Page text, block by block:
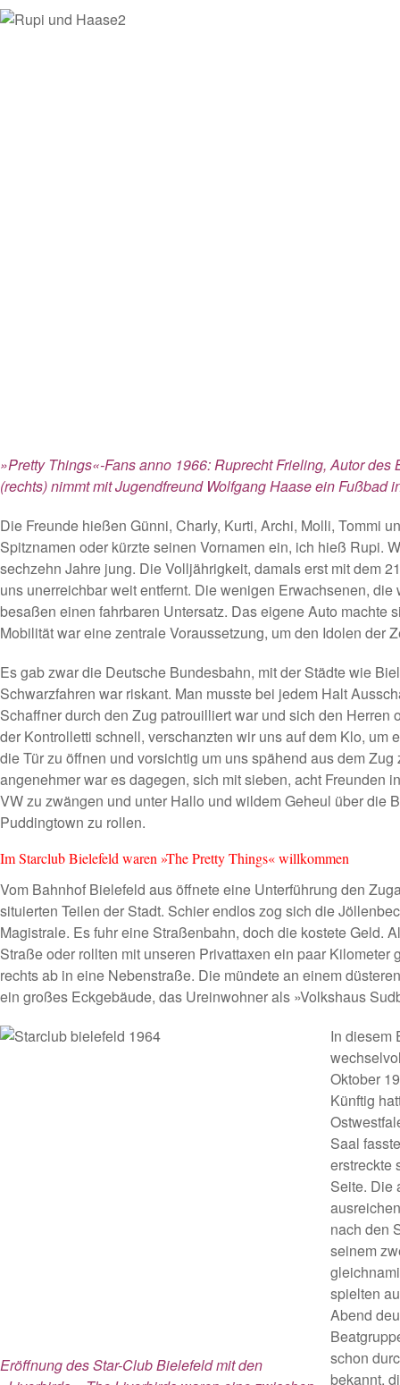
»Pretty Things«-Fans anno 1966: Ruprecht Frieling, Autor des
(rechts) nimmt mit Jugendfreund Wolfgang Haase ein Fußbad
Die Freunde hießen Günni, Charly, Kurti, Archi, Molli, Tommi
Spitznamen oder kürzte seinen Vornamen ein, ich hieß Rupi.
sechzehn Jahre jung. Die Volljährigkeit, damals erst mit dem
uns unerreichbar weit entfernt. Die wenigen Erwachsenen,
besaßen einen fahrbaren Untersatz. Das eigene Auto machte
Mobilität war eine zentrale Voraussetzung, um den Idolen der
Es gab zwar die Deutsche Bundesbahn, mit der Städte wie
Schwarzfahren war riskant. Man musste bei jedem Halt
Schaffner durch den Zug patrouilliert war und sich den Herren
der Kontrolletti schnell, verschanzten wir uns auf dem Klo, um
die Tür zu öffnen und vorsichtig um uns spähend aus dem
angenehmer war es dagegen, sich mit sieben, acht Freunden
VW zu zwängen und unter Hallo und wildem Geheul über die
Puddingtown zu rollen.
Im Starclub Bielefeld waren »The Pretty Things« willkommen
Vom Bahnhof Bielefeld aus öffnete eine Unterführung den
situierten Teilen der Stadt. Schier endlos zog sich die
Magistrale. Es fuhr eine Straßenbahn, doch die kostete Geld.
Straße oder rollten mit unseren Privattaxen ein paar Kilometer
rechts ab in eine Nebenstraße. Die mündete an einem
ein großes Eckgebäude, das Ureinwohner als »Volkshaus
Eröffnung des Star-Club Bielefeld mit den
In diesem
Oktober
Künftig
Saal
erstreckte
Seite. Die
nach den
seinem
spielten
Abend
schon
bekannt,